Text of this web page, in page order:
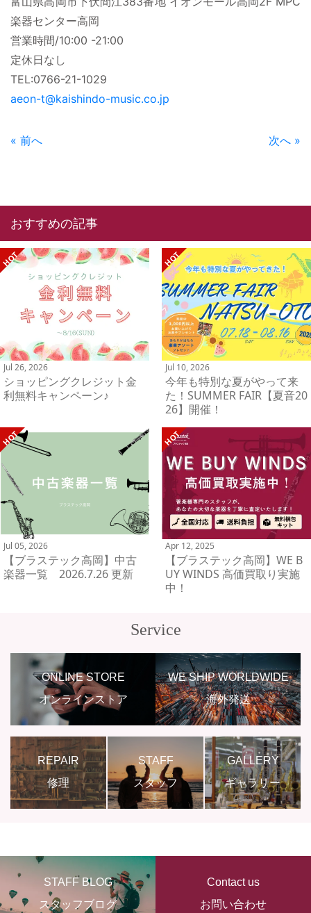
楽器センター高岡
営業時間/10:00 -21:00
定休日なし
TEL:0766-21-1029
aeon-t@kaishindo-music.co.jp
« 前へ 次へ »
おすすめの記事
Jul 26, 2026
ショッピングクレジット金
利無料キャンペーン♪
Jul 10, 2026
今年も特別な夏がやって来
た！SUMMER FAIR【夏音20
26】開催！
Jul 05, 2026
【ブラステック高岡】中古
楽器一覧 2026.7.26 更新
Apr 12, 2025
【ブラステック高岡】WE B
UY WINDS 高価買取り実施
中！
Service
ONLINE STORE
オンラインストア
WE SHIP WORLDWIDE
海外発送
REPAIR
修理
STAFF
スタッフ
GALLERY
ギャラリー
STAFF BLOG
スタッフブログ
Contact us
お問い合わせ